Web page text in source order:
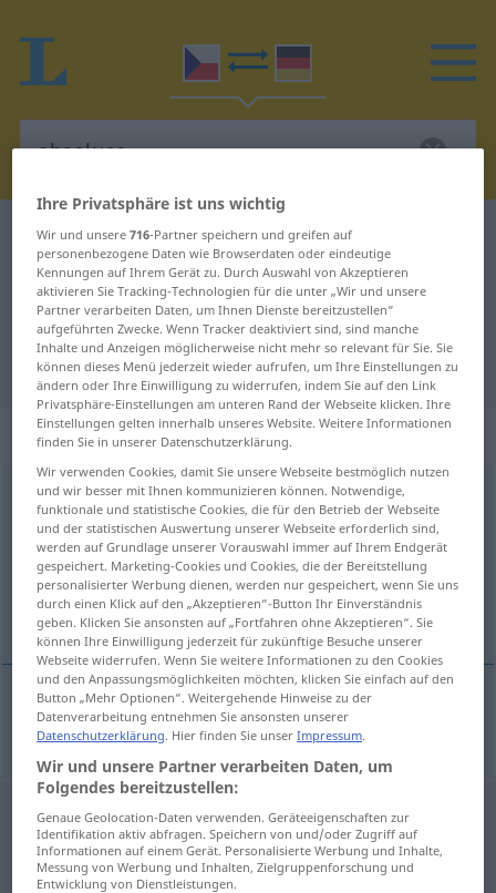
Tschechisch-Deutsch Wörterbuch absoluce
Tschechisch-Deutsch Übersetzung
für "absoluce"
"absoluce" Deutsch Übersetzung
„absoluce“: feminin
absoluce f
Übersicht aller Übersetzungen
(Für mehr Details die Übersetzung anklicken/antippen)
Absolution
Absolutionf absoluce REL
Ihre Privatsphäre ist uns wichtig
Wir und unsere716-Partner speichern und greifen auf
personenbezogene Daten wie Browserdaten oder eindeutige
Kennungen auf Ihrem Gerät zu. Durch Auswahl von Akzeptieren
aktivieren Sie Tracking-Technologien für die unter „Wir und unsere
Partner verarbeiten Daten, um Ihnen Dienste bereitzustellen“
aufgeführten Zwecke. Wenn Tracker deaktiviert sind, sind manche
Inhalte und Anzeigen möglicherweise nicht mehr so relevant für Sie. Sie
können dieses Menü jederzeit wieder aufrufen, um Ihre Einstellungen zu
ändern oder Ihre Einwilligung zu widerrufen, indem Sie auf den Link
Privatsphäre-Einstellungen am unteren Rand der Webseite klicken. Ihre
Einstellungen gelten innerhalb unseres Website. Weitere Informationen
finden Sie in unserer Datenschutzerklärung.
Wir verwenden Cookies, damit Sie unsere Webseite bestmöglich nutzen
und wir besser mit Ihnen kommunizieren können. Notwendige,
funktionale und statistische Cookies, die für den Betrieb der Webseite
und der statistischen Auswertung unserer Webseite erforderlich sind,
werden auf Grundlage unserer Vorauswahl immer auf Ihrem Endgerät
gespeichert. Marketing-Cookies und Cookies, die der Bereitstellung
personalisierter Werbung dienen, werden nur gespeichert, wenn Sie uns
durch einen Klick auf den „Akzeptieren“-Button Ihr Einverständnis
geben. Klicken Sie ansonsten auf „Fortfahren ohne Akzeptieren“. Sie
können Ihre Einwilligung jederzeit für zukünftige Besuche unserer
Webseite widerrufen. Wenn Sie weitere Informationen zu den Cookies
und den Anpassungsmöglichkeiten möchten, klicken Sie einfach auf den
Button „Mehr Optionen“. Weitergehende Hinweise zu der
Datenverarbeitung entnehmen Sie ansonsten unserer
Datenschutzerklärung. Hier finden Sie unserImpressum.
Wir und unsere Partner verarbeiten Daten, um
Folgendes bereitzustellen:
Genaue Geolocation-Daten verwenden. Geräteeigenschaften zur
Identifikation aktiv abfragen. Speichern von und/oder Zugriff auf
Informationen auf einem Gerät. Personalisierte Werbung und Inhalte,
Messung von Werbung und Inhalten, Zielgruppenforschung und
Entwicklung von Dienstleistungen.